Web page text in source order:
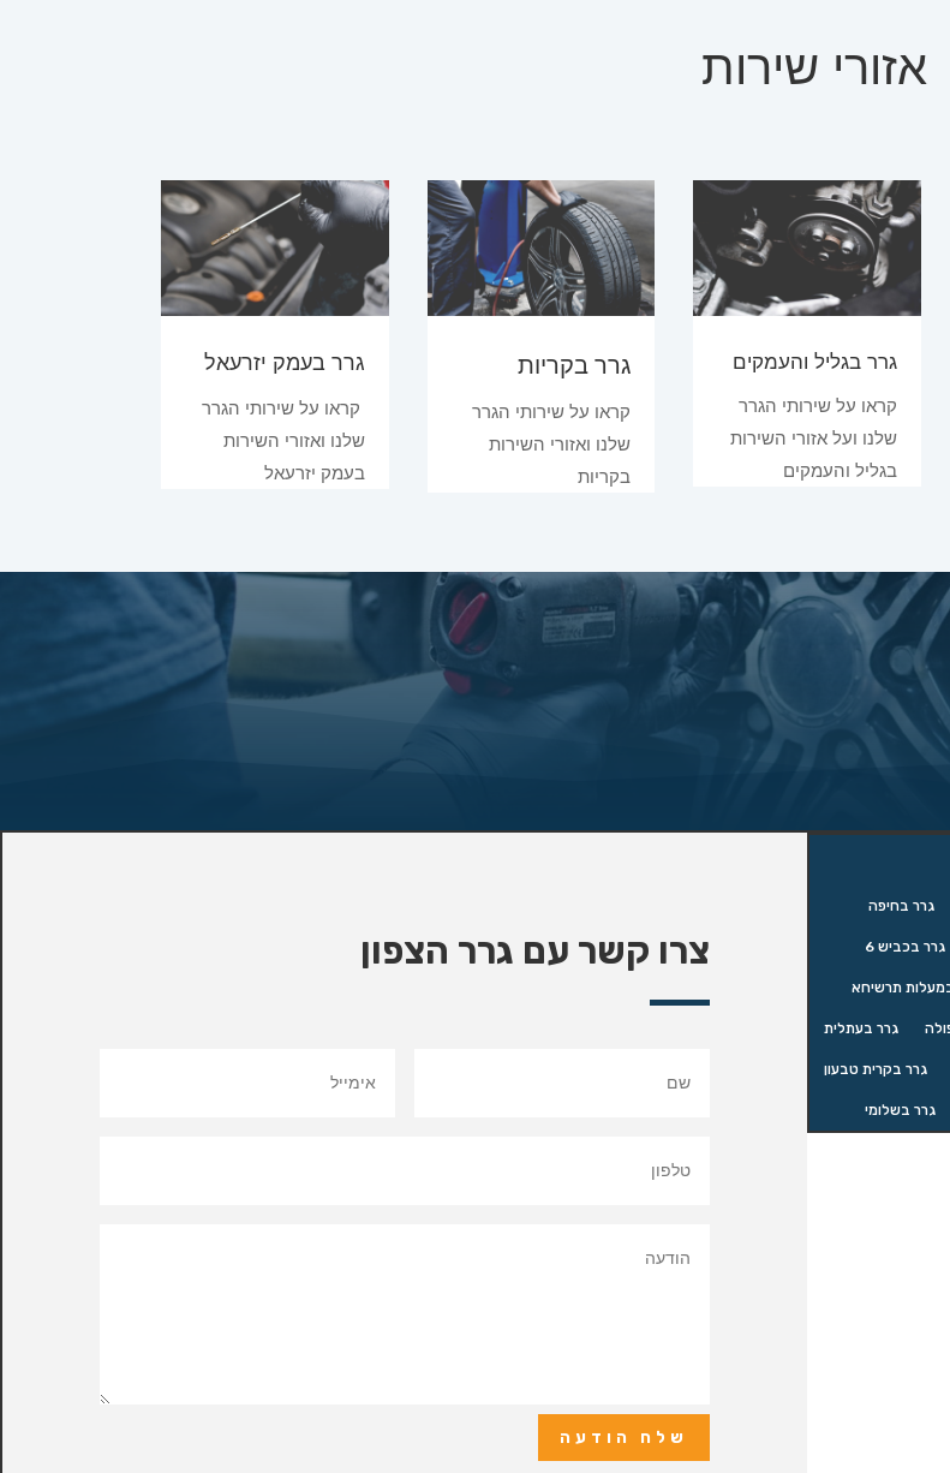
אזורי שירות
גרר בעמק יזרעאל
קראו על שירותי הגרר
שלנו ואזורי השירות
בעמק יזרעאל
גרר בקריות
קראו על שירותי הגרר
שלנו ואזורי השירות
בקריות
גרר בגליל והעמקים
קראו על שירותי הגרר
שלנו ועל אזורי השירות
בגליל והעמקים
צרו קשר עם גרר הצפון
שלח הודעה
גרר בחיפה
גרר בכביש 6
תרשיחא
גרר בעתלית
גרר בקרית טבעון
גרר בשלומי